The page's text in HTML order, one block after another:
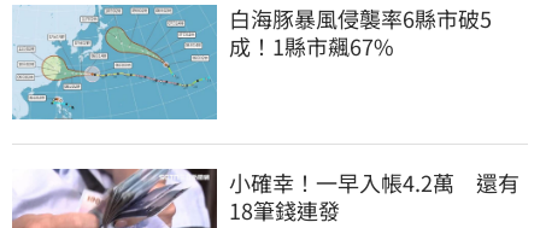
白海豚暴風侵襲率6縣市破5
成！1縣市飆67%
小確幸！一早入帳4.2萬　還有
18筆錢連發